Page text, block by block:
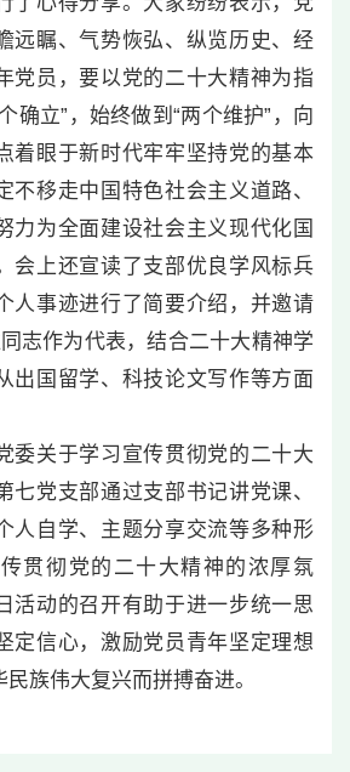
远瞩、气势恢弘、纵览历史、经
党员，要以党的二十大精神为指
确立”，始终做到“两个维护”，向
着眼于新时代牢牢坚持党的基本
不移走中国特色社会主义道路、
力为全面建设社会主义现代化国
会上还宣读了支部优良学风标兵
人事迹进行了简要介绍，并邀请
志作为代表，结合二十大精神学
出国留学、科技论文写作等方面
关于学习宣传贯彻党的二十大
七党支部通过支部书记讲党课、
人自学、主题分享交流等多种形
贯彻党的二十大精神的浓厚氛
活动的召开有助于进一步统一思
定信心，激励党员青年坚定理想
族伟大复兴而拼搏奋进。